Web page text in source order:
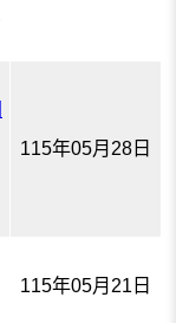
115年05月28日
115年05月21日